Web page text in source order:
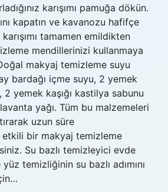
karışımı pamuğa dökün.
kapatın ve kavanozu hafifçe
tamamen emildikten
mendillerinizi kullanmaya
makyaj temizleme suyu
bardağı içme suyu, 2 yemek
2 yemek kaşığı kastilya sabunu
yağı. Tüm bu malzemeleri
uzun süre
bir makyaj temizleme
Su bazlı temizleyici evde
yüz temizliğinin su bazlı adımını